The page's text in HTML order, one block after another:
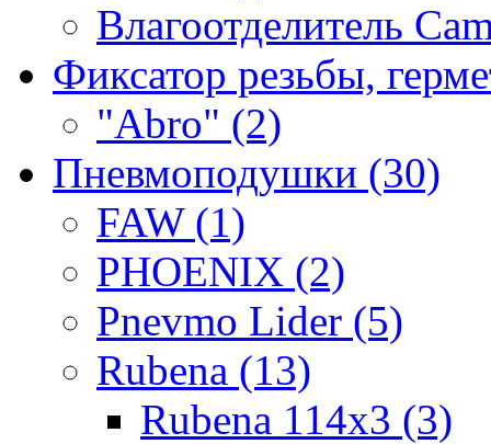
Влагоотделитель
Фиксатор резьбы,
"Abro" (2)
Пневмоподушки (30)
FAW (1)
PHOENIX (2)
Pnevmo Lider (5)
Rubena (13)
Rubena 114х3 (3)